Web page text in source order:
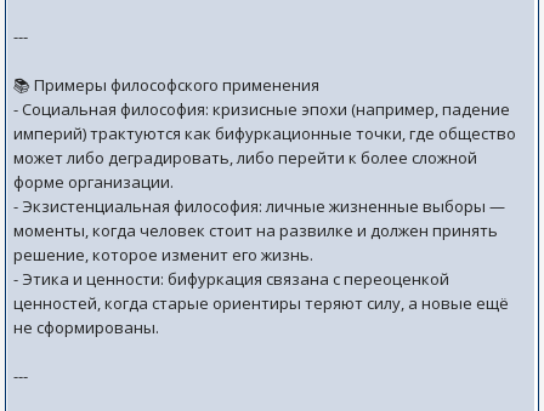
---
📚 Примеры философского применения
- Социальная философия: кризисные эпохи (например, падение
империй) трактуются как бифуркационные точки, где общество
может либо деградировать, либо перейти к более сложной
форме организации.
- Экзистенциальная философия: личные жизненные выборы —
моменты, когда человек стоит на развилке и должен принять
решение, которое изменит его жизнь.
- Этика и ценности: бифуркация связана с переоценкой
ценностей, когда старые ориентиры теряют силу, а новые ещё
не сформированы.
---